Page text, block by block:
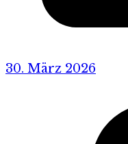
30. März 2026